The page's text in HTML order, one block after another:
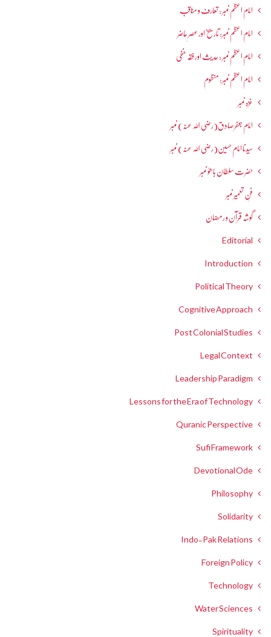
امام اعظم نمبر : تعارف و مناقب
امام اعظم نمبر: تاریخ اور عصرِ حاضر
امام اعظم نمبر : حدیث اور فقہ حنفی
امام اعظم نمبر: منظوم
غزہ نمبر
امام جعفرصادق(رضی اللہ عنہ) نمبر
سیدنا امام حسین(رضی اللہ عنہ) نمبر
حضرت سلطان باھوؒ نمبر
فنِ تعمیر نمبر
گوشہ قرآن و رمضان
Editorial
Introduction
Political Theory
Cognitive Approach
Post Colonial Studies
Legal Context
Leadership Paradigm
Lessons for the Era of Technology
Quranic Perspective
Sufi Framework
Devotional Ode
Philosophy
Solidarity
Indo-Pak Relations
Foreign Policy
Technology
Water Sciences
Spirituality